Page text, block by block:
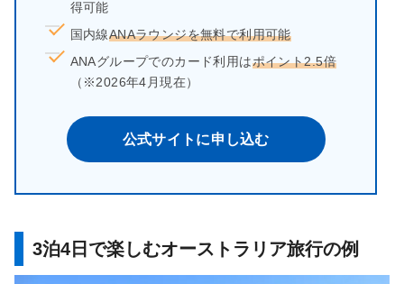
得可能
国内線ANAラウンジを無料で利用可能
ANAグループでのカード利用はポイント2.5倍
（※2026年4月現在）
公式サイトに申し込む
3泊4日で楽しむオーストラリア旅行の例